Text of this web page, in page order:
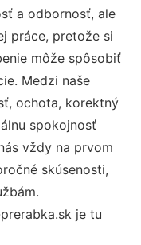
a odbornosť, ale
práce, pretože si
môže spôsobiť
Medzi naše
ochota, korektný
spokojnosť
vždy na prvom
skúsenosti,
je tu